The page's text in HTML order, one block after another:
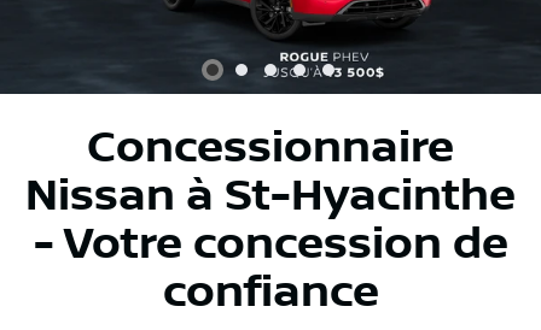
Concessionnaire
Nissan à St-Hyacinthe
- Votre concession de
confiance